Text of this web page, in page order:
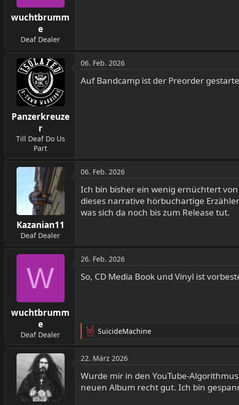
wuchtbrumm
e
Deaf Dealer
Panzerkreuze
r
Till Deaf Do Us
Part
06. Feb. 2026
Auf Bandcamp ist der Preorder
Kazanian11
Deaf Dealer
06. Feb. 2026
Ich bin bisher ein wenig ernüchtert
dieses narrative hörbuchartige
was sich da noch bis zum Release tut.
W
wuchtbrumm
e
Deaf Dealer
26. Feb. 2026
So, CD Media Book und Vinyl ist
R
e
a
k
t
o
SuicideMachine
22. März 2026
Wurde mir in den YouTube-
neuen Album recht gut. Ich bin